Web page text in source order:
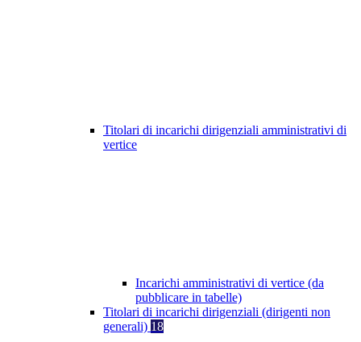
Titolari di incarichi dirigenziali amministrativi di
vertice
Incarichi amministrativi di vertice (da
pubblicare in tabelle)
Titolari di incarichi dirigenziali (dirigenti non
generali) 18